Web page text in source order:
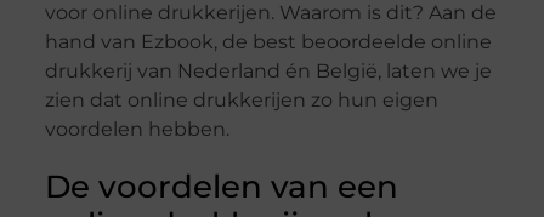
voor online drukkerijen. Waarom is dit? Aan de
hand van Ezbook, de best beoordeelde online
drukkerij van Nederland én België, laten we je
zien dat online drukkerijen zo hun eigen
voordelen hebben.
De voordelen van een